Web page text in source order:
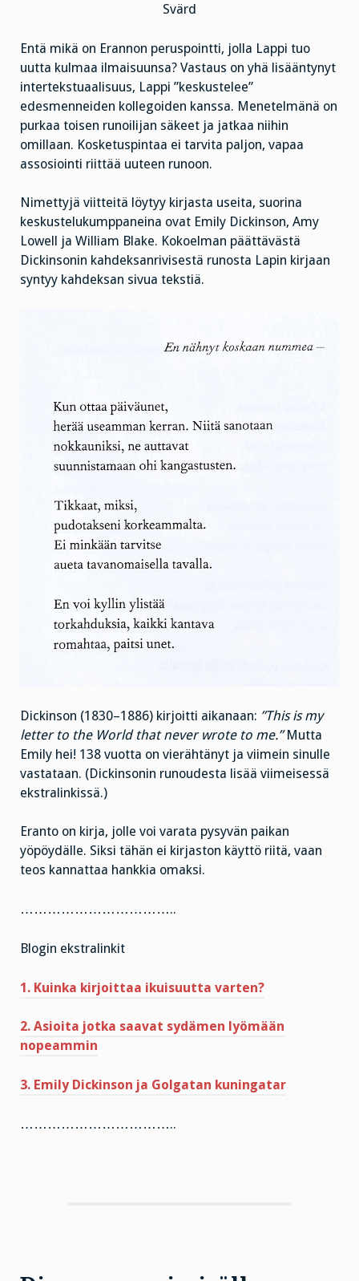
Svärd
Entä mikä on Erannon peruspointti, jolla Lappi tuo
uutta kulmaa ilmaisuunsa? Vastaus on yhä lisääntynyt
intertekstuaalisuus, Lappi ”keskustelee”
edesmenneiden kollegoiden kanssa. Menetelmänä on
purkaa toisen runoilijan säkeet ja jatkaa niihin
omillaan. Kosketuspintaa ei tarvita paljon, vapaa
assosiointi riittää uuteen runoon.
Nimettyjä viitteitä löytyy kirjasta useita, suorina
keskustelukumppaneina ovat Emily Dickinson, Amy
Lowell ja William Blake. Kokoelman päättävästä
Dickinsonin kahdeksanrivisestä runosta Lapin kirjaan
syntyy kahdeksan sivua tekstiä.
Dickinson (1830–1886) kirjoitti aikanaan: ”This is my
letter to the World that never wrote to me.”Mutta
Emily hei! 138 vuotta on vierähtänyt ja viimein sinulle
vastataan. (Dickinsonin runoudesta lisää viimeisessä
ekstralinkissä.)
Eranto on kirja, jolle voi varata pysyvän paikan
yöpöydälle. Siksi tähän ei kirjaston käyttö riitä, vaan
teos kannattaa hankkia omaksi.
……………………………..
Blogin ekstralinkit
1. Kuinka kirjoittaa ikuisuutta varten?
2. Asioita jotka saavat sydämen lyömään
nopeammin
3. Emily Dickinson ja Golgatan kuningatar
……………………………..